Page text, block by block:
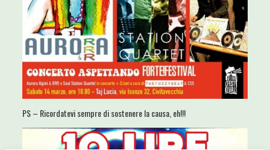
PS – Ricordatevi sempre di sostenere la causa, eh!!!